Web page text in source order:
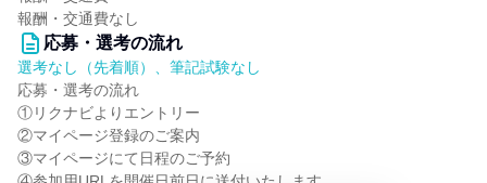
報酬・交通費なし
応募・選考の流れ
選考なし（先着順）、筆記試験なし
応募・選考の流れ
①リクナビよりエントリー
②マイページ登録のご案内
③マイページにて日程のご予約